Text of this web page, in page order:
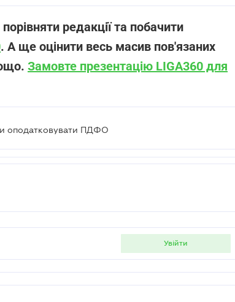
редакції та побачити
. А ще оцінити весь масив пов'язаних
Замовте презентацію LIGA360 для
оподатковувати ПДФО
увійти